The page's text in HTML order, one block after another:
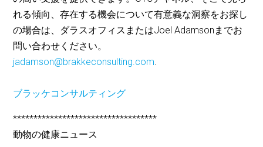
れる傾向、存在する機会について有意義な洞察をお探し
の場合は、ダラスオフィスまたはJoel Adamsonまでお
問い合わせください。
jadamson@brakkeconsulting.com.
ブラッケコンサルティング
***********************************
動物の健康ニュース